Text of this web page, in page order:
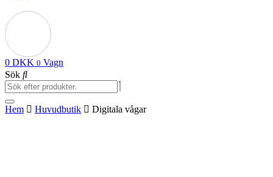
0 DKK 0 Vagn
Sök
Hem Huvudbutik Digitala vågar